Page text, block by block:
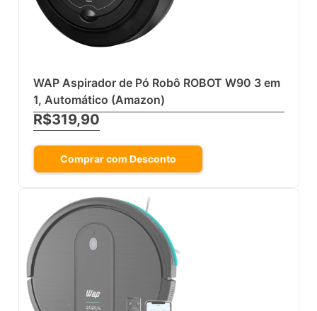
WAP Aspirador de Pó Robô ROBOT W90 3 em
1, Automático (Amazon)
R$319,90
Comprar com Desconto